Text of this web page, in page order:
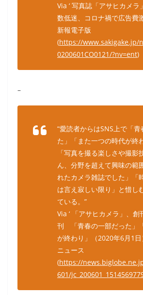
Via ‘ 写真誌「アサヒカメ
数低迷、コロナ禍で広告費
新報電子版
(https://www.sakigake.jp/
0200601CO0121/?nv=ent)
–
“愛読者からはSNS上で「青
た」「また一つの時代が終
「写真を撮る楽しさや撮影
ん、分野を超えて興味の範
れたカメラ雑誌でした」「
は言え寂しい限り」と惜し
ている。”
Via ‘ 「アサヒカメラ」、創
刊 「青春の一部だった」
が終わり」（2020年6月1日
ニュース
(https://
601/